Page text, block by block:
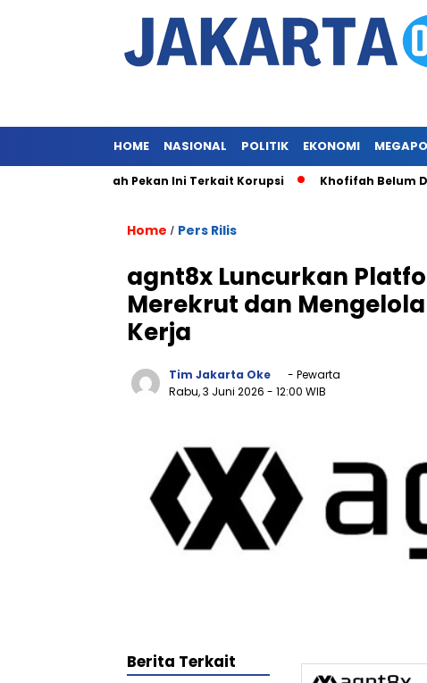
HOME NASIONAL POLITIK EKONOMI
Khofifah Pekan Ini Terkait Korupsi Khofifah Belum
Home / Pers Rilis
agnt8x Luncurkan
Merekrut dan
Kerja
Tim Jakarta Oke
- Pewarta
Rabu, 3 Juni 2026 - 12:00 WIB
Berita Terkait